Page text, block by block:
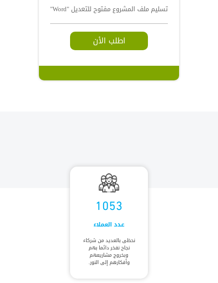
تسليم ملف المشروع مفتوح للتعديل "Word"
اطلب الأن
1053
عدد العملاء
نحظى بالعديد من شركاء
نجاح نفخر دائما بهم
وبخروج مشاريعهم
وأفكارهم إلى النور.